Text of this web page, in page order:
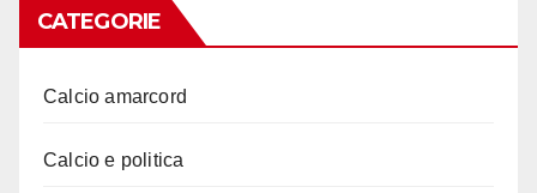
CATEGORIE
Calcio amarcord
Calcio e politica